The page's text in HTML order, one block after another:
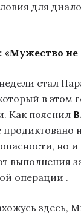
для
«Мужество не
стал
в этом
Как пояснил
продиктовано
но
выполнения
операции .
здесь,